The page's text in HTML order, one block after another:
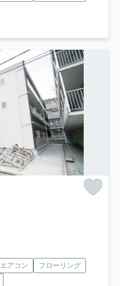
エアコン
フローリング